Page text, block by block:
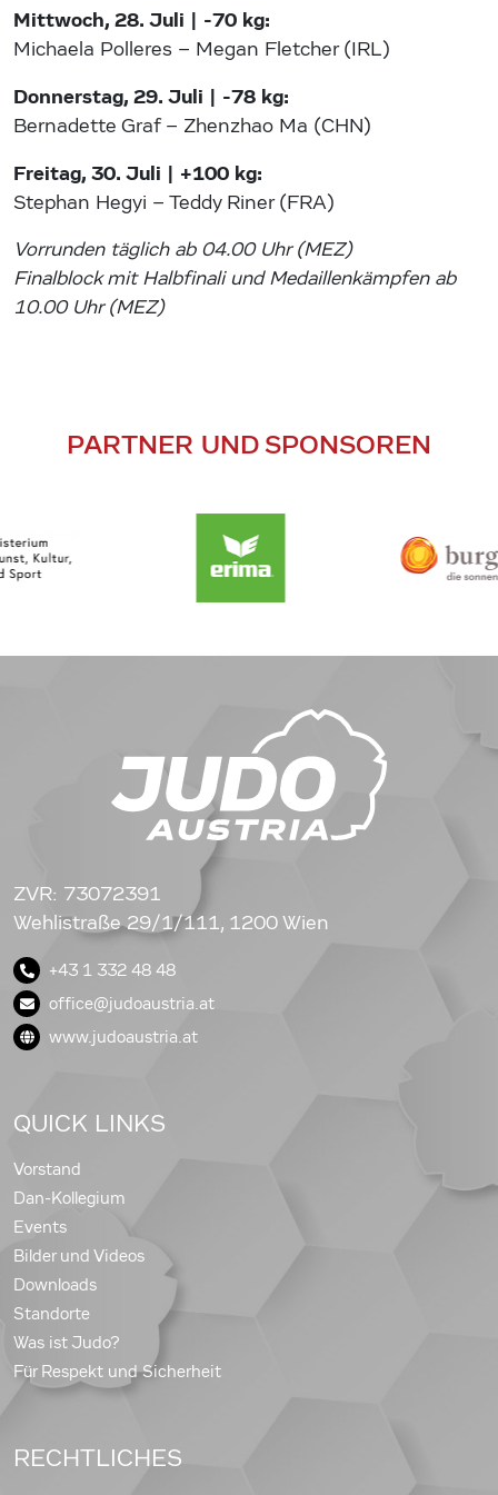
Mittwoch, 28. Juli | -70 kg:
Michaela Polleres – Megan Fletcher (IRL)
Donnerstag, 29. Juli | -78 kg:
Bernadette Graf – Zhenzhao Ma (CHN)
Freitag, 30. Juli | +100 kg:
Stephan Hegyi – Teddy Riner (FRA)
Vorrunden täglich ab 04.00 Uhr (MEZ)
Finalblock mit Halbfinali und Medaillenkämpfen ab
10.00 Uhr (MEZ)
PARTNER UND SPONSOREN
ZVR: 73072391
Wehlistraße 29/1/111, 1200 Wien
+43 1 332 48 48
office@judoaustria.at
www.judoaustria.at
QUICK LINKS
Vorstand
Dan-Kollegium
Events
Bilder und Videos
Downloads
Standorte
Was ist Judo?
Für Respekt und Sicherheit
RECHTLICHES